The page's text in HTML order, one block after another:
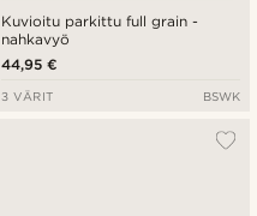
Kuvioitu parkittu full grain -
nahkavyö
44,95 €
3 VÄRIT BSWK